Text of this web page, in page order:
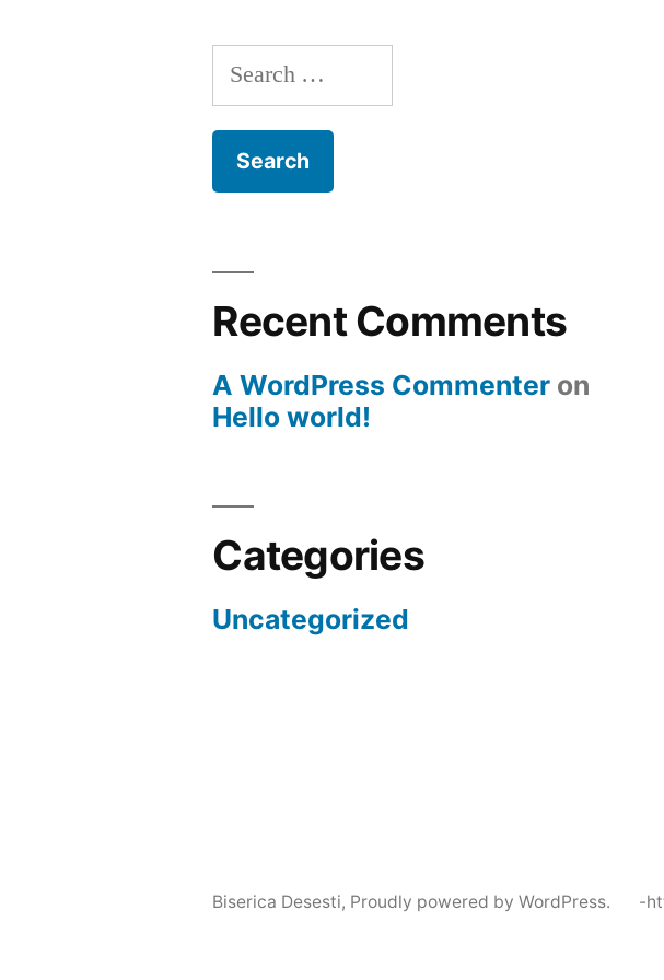
Search
for:
Recent Comments
A WordPress Commenter on
Hello world!
Categories
Uncategorized
Biserica Desesti, Proudly powered by WordPress. -